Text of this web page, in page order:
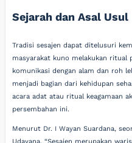
Sejarah dan Asal Usul
Tradisi sesajen dapat ditelusuri
masyarakat kuno melakukan ritual
komunikasi dengan alam dan roh
menjadi bagian dari kehidupan
acara adat atau ritual keagamaan
persembahan ini.
Menurut Dr. I Wayan Suardana,
Udayana, “Sesajen merupakan